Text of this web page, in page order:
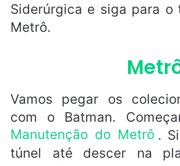
Siderúrgica e siga para o
Metrô.
Vamos pegar os
com o Batman.
Manutenção do Metrô .
túnel até descer na